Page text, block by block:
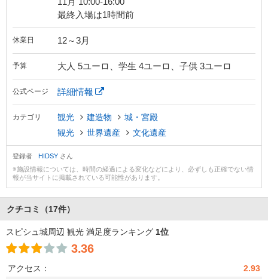
最終入場は1時間前
休業日 12～3月
予算 大人 5ユーロ、学生 4ユーロ、子供 3ユーロ
公式ページ 詳細情報
カテゴリ 観光 建造物
城・宮殿
観光
世界遺産 文化遺産
登録者 HIDSY さん
※施設情報については、時間の経過による変化などにより、必ずしも正確でない情
報が当サイトに掲載されている可能性があります。
クチコミ （17件）
スピシュ城周辺 観光 満足度ランキング 1位
3.36
アクセス：
2.93